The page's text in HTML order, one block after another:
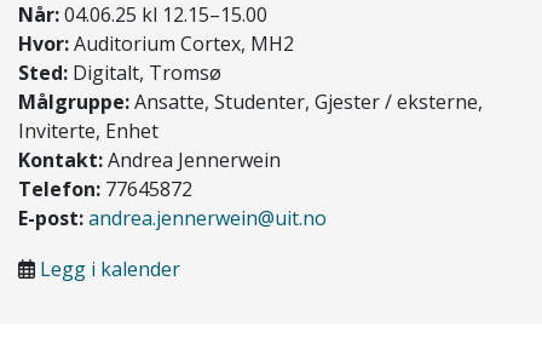
Når:04.06.25 kl 12.15–15.00
Hvor:Auditorium Cortex, MH2
Sted: Digitalt, Tromsø
Målgruppe:Ansatte, Studenter, Gjester / eksterne,
Inviterte, Enhet
Kontakt:Andrea Jennerwein
Telefon: 77645872
E-post:andrea.jennerwein@uit.no
Legg i kalender